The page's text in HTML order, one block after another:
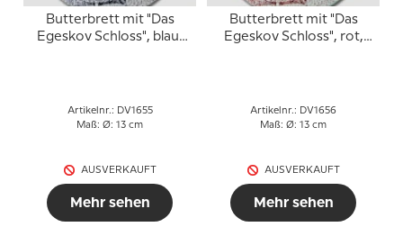
Butterbrett mit "Das
Egeskov Schloss", blau,
Artikelnr.: DV1655
Maß: Ø: 13 cm
AUSVERKAUFT
Mehr sehen
Butterbrett mit "Das
Egeskov Schloss", rot,
Artikelnr.: DV1656
Maß: Ø: 13 cm
AUSVERKAUFT
Mehr sehen